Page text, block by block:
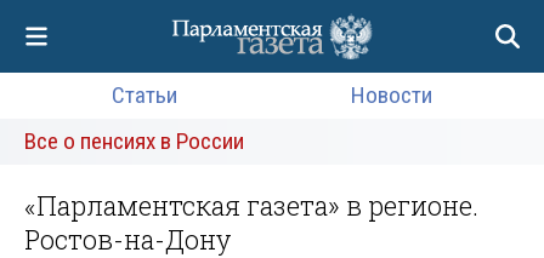
Статьи
Новости
Все о пенсиях в России
«Парламентская газета» в регионе.
Ростов-на-Дону